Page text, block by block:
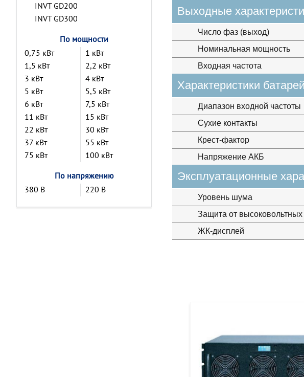
INVT GD200
INVT GD300
По мощности
0,75 кВт
1 кВт
1,5 кВт
2,2 кВт
3 кВт
4 кВт
5 кВт
5,5 кВт
6 кВт
7,5 кВт
11 кВт
15 кВт
22 кВт
30 кВт
37 кВт
55 кВт
75 кВт
100 кВт
По напряжению
380 В
220 В
Выходные
Число фаз (выход)
Номинальная мощность
Входная частота
Характеристики батарей
Диапазон входной частоты
Сухие контакты
Крест-фактор
Напряжение АКБ
Эксплуатационные
Уровень шума
Защита от
ЖК-дисплей